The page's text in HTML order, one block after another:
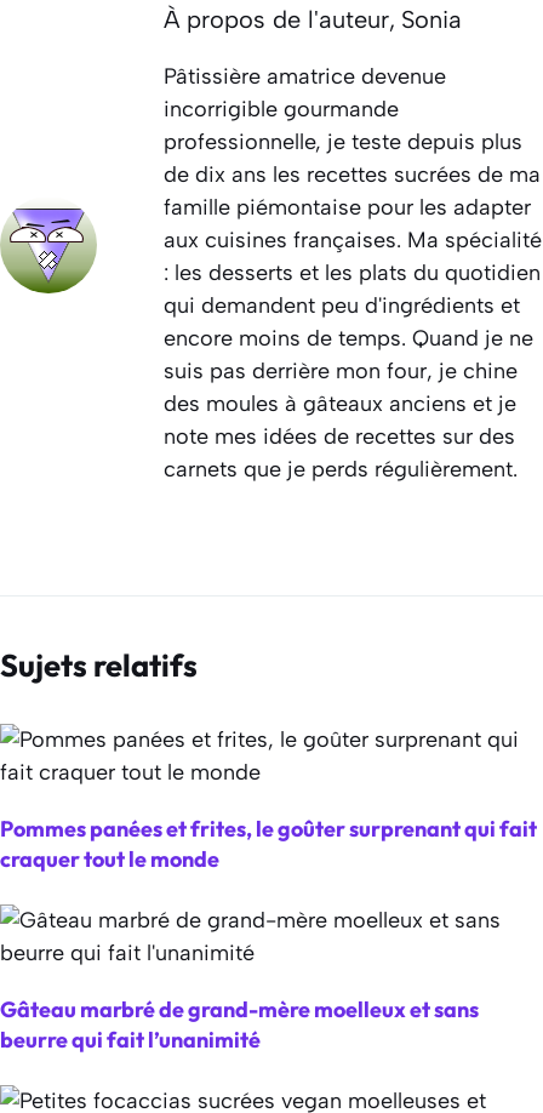
À propos de l'auteur, Sonia
Pâtissière amatrice devenue
incorrigible gourmande
professionnelle, je teste depuis plus
de dix ans les recettes sucrées de ma
famille piémontaise pour les adapter
aux cuisines françaises. Ma spécialité
: les desserts et les plats du quotidien
qui demandent peu d'ingrédients et
encore moins de temps. Quand je ne
suis pas derrière mon four, je chine
des moules à gâteaux anciens et je
note mes idées de recettes sur des
carnets que je perds régulièrement.
Sujets relatifs
Pommes panées et frites, le goûter surprenant qui fait
craquer tout le monde
Gâteau marbré de grand-mère moelleux et sans
beurre qui fait l’unanimité